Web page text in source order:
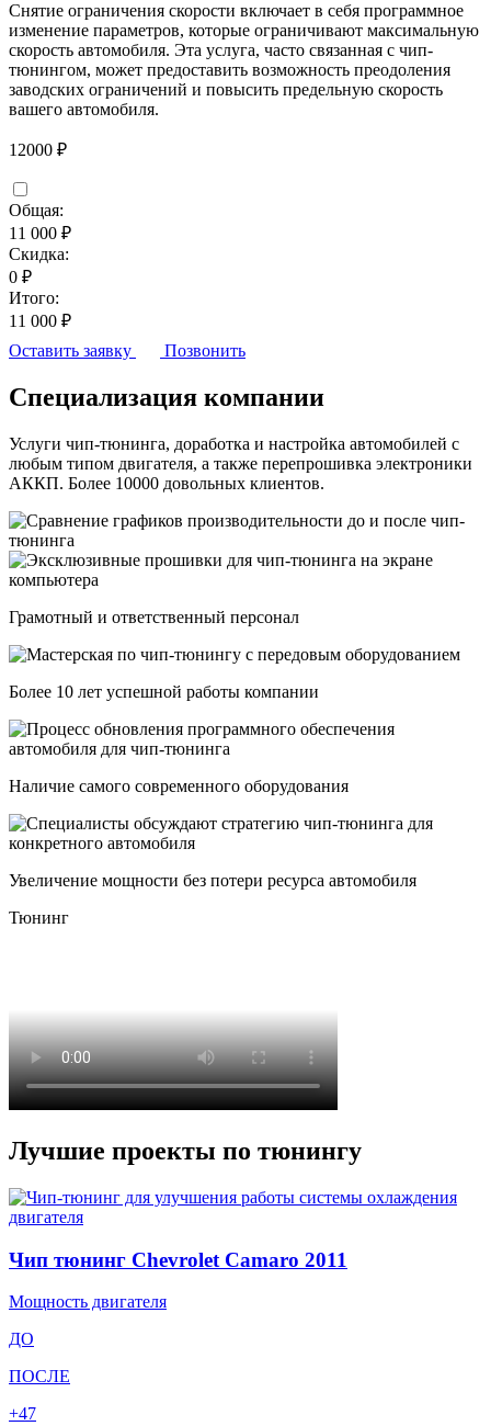
Снятие ограничения скорости включает в себя программное
изменение параметров, которые ограничивают максимальную
скорость автомобиля. Эта услуга, часто связанная с чип-
тюнингом, может предоставить возможность преодоления
заводских ограничений и повысить предельную скорость
вашего автомобиля.
12000 ₽
Общая:
11 000 ₽
Скидка:
0 ₽
Итого:
11 000 ₽
Оставить заявку
Позвонить
Специализация компании
Услуги чип-тюнинга, доработка и настройка автомобилей с
любым типом двигателя, а также перепрошивка электроники
АККП. Более 10000 довольных клиентов.
Грамотный и ответственный персонал
Более 10 лет успешной работы компании
Наличие самого современного оборудования
Увеличение мощности без потери ресурса автомобиля
Тюнинг
Лучшие проекты по тюнингу
Чип тюнинг Chevrolet Camaro 2011
Мощность двигателя
ДО
ПОСЛЕ
+47